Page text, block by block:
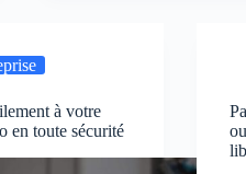
à votre
en toute sécurité